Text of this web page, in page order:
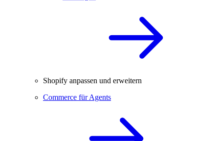
Shopify anpassen und erweitern
Commerce für Agents